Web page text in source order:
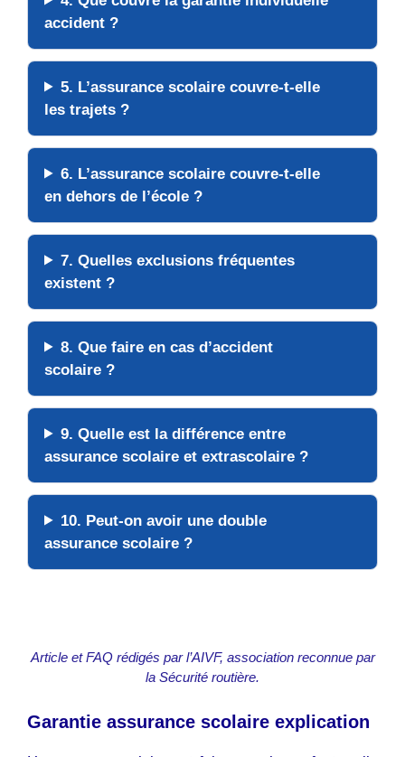
accident ?
5. L’assurance scolaire couvre-t-elle
les trajets ?
6. L’assurance scolaire couvre-t-elle
en dehors de l’école ?
7. Quelles exclusions fréquentes
existent ?
8. Que faire en cas d’accident
scolaire ?
9. Quelle est la différence entre
assurance scolaire et extrascolaire ?
10. Peut-on avoir une double
assurance scolaire ?
Article et FAQ rédigés par l’AIVF, association reconnue par
la Sécurité routière.
Garantie assurance scolaire explication